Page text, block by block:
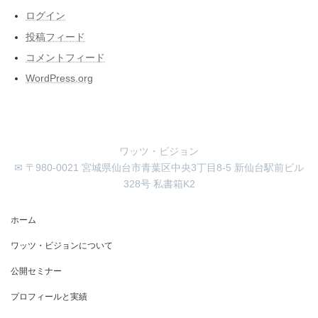
ログイン
投稿フィード
コメントフィード
WordPress.org
ワッツ・ビジョン
✉ 〒980-0021 宮城県仙台市青葉区中央3丁目8-5 新仙台駅前ビル
328号 私書箱K2
ホーム
ワッツ・ビジョンについて
公開セミナー
プロフィールと実績